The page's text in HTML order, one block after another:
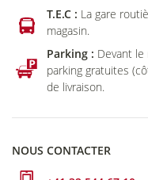
T.E.C : La gare
magasin.
Parking : Devant le
parking gratuites
de livraison.
NOUS CONTACTER